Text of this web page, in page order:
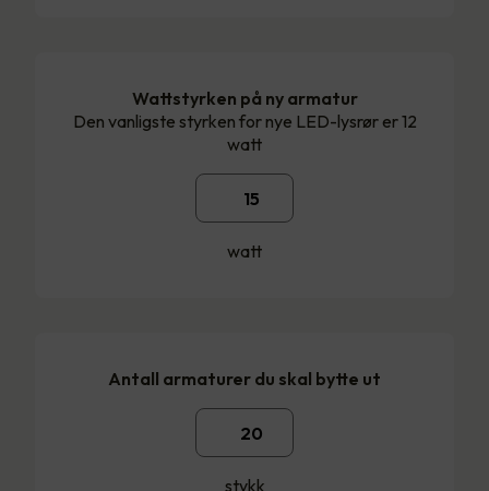
Wattstyrken på ny armatur
Den vanligste styrken for nye LED-lysrør er 12
watt
watt
Antall armaturer du skal bytte ut
stykk